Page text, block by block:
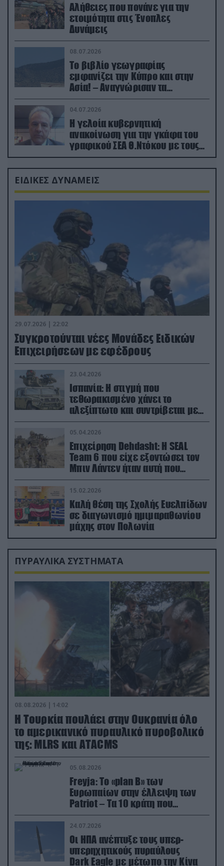
Αλήθειες που πονάνε για την
ετοιμότητα στις Ένοπλες
Δυνάμεις
08.07.2026
Το βιβλίο γεωγραφίας
εμφανίζει την Κύπρο και στην
Ασία! – Αναγνώρισαν τα
κατεχόμενα; (φωτο)
04.07.2026
Η γελοία κυβερνητική
ανακοίνωση για την γκάφα του
γραφικού ΣΕΑ Θ.Ντόκου με τους
Ρώσους φαρσέρ
ΕΙΔΙΚΕΣ ΔΥΝΑΜΕΙΣ
29.07.2026 | 22:02
Συγκροτούνται νέες Μονάδες Ειδικών
Επιχειρήσεων με εφέδρους
23.04.2026
Ισπανία: Η στιγμή που
τεθωρακισμένο χάνει το
αλεξίπτωτο και συντρίβεται με
ορμή στο έδαφος (βίντεο)
05.04.2026
Επιχείρηση Dehdasht: Η SEAL
Team 6 που είχε εξοντώσει τον
Μπιν Λάντεν ήταν αυτή που
διέσωσε τον πιλότο του F-15
15.02.2026
Καλή θέση της Σχολής Ευελπίδων
σε διαγωνισμό ημιμαραθωνίου
μάχης στον Πολωνία
ΠΥΡΑΥΛΙΚΑ ΣΥΣΤΗΜΑΤΑ
08.08.2026 | 14:02
Η Τουρκία πουλάει στην Ουκρανία όλο
το αμερικανικό πυραυλικό πυροβολικό
της: MLRS και ΑΤΑCMS
05.08.2026
Freyja: Το «plan Β» των
Ευρωπαίων στην έλλειψη των
Patriot – Τα 10 κράτη που
συμμετέχουν στο δίκτυο
συνεργασίας
24.07.2026
Οι ΗΠΑ ανέπτυξε τους υπερ-
υπερηχητικούς πυραύλους
Dark Eagle με μέτωπο την Κίνα